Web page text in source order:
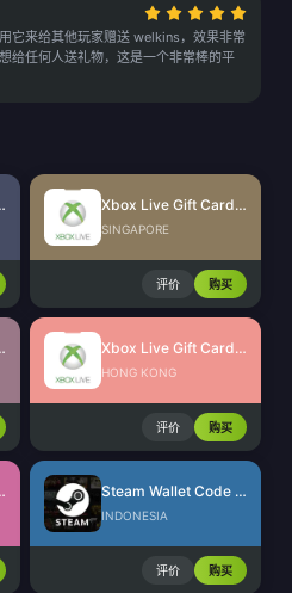
它来给其他玩家赠送 welkins，效果非常
给任何人送礼物，这是一个非常棒的平
(BR) Xbox Live Gift Card (SG)
SINGAPORE
评价 购买
(MX) Xbox Live Gift Card (HK)
HONG KONG
评价 购买
(MYR) Steam Wallet Code (IDR)
INDONESIA
评价 购买